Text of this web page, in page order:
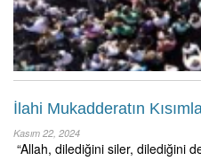
İlahi Mukadderatın
Kasım 22, 2024
“Allah, dilediğini siler, dilediğini